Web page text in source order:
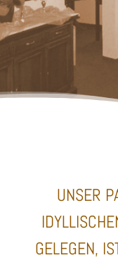
UNSER
ELEGEN, IST